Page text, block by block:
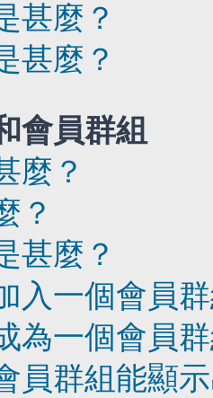
甚麼？
甚麼？
會員群組
麼？
？
甚麼？
入一個會員
為一個會員
員群組能顯